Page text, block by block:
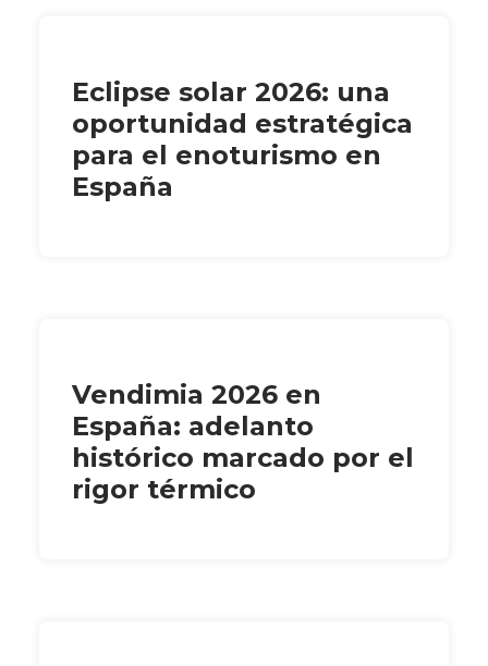
Eclipse solar 2026: una
oportunidad estratégica
para el enoturismo en
España
Vendimia 2026 en
España: adelanto
histórico marcado por el
rigor térmico